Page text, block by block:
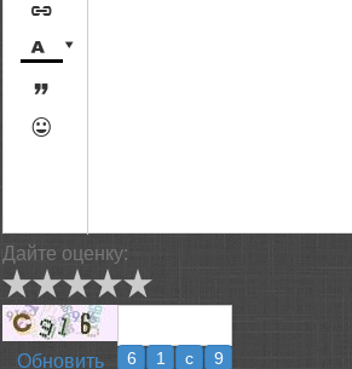





Дайте оценку:
Обновить